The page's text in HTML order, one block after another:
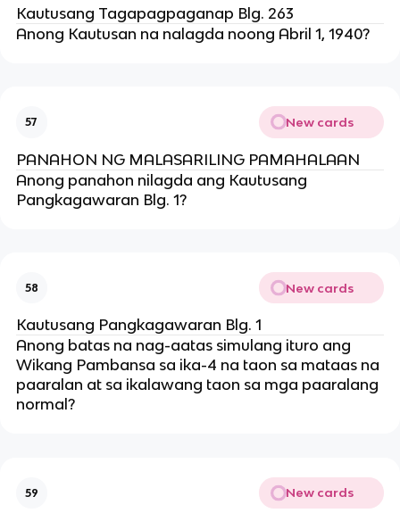
Kautusang Tagapagpaganap Blg. 263
Anong Kautusan na nalagda noong Abril 1, 1940?
57 New cards
PANAHON NG MALASARILING PAMAHALAAN
Anong panahon nilagda ang Kautusang
Pangkagawaran Blg. 1?
58 New cards
Kautusang Pangkagawaran Blg. 1
Anong batas na nag-aatas simulang ituro ang
Wikang Pambansa sa ika-4 na taon sa mataas na
paaralan at sa ikalawang taon sa mga paaralang
normal?
59 New cards